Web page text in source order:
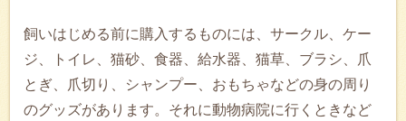
飼いはじめる前に購入するものには、サークル、ケー
ジ、トイレ、猫砂、食器、給水器、猫草、ブラシ、爪
とぎ、爪切り、シャンプー、おもちゃなどの身の周り
のグッズがあります。それに動物病院に行くときなど